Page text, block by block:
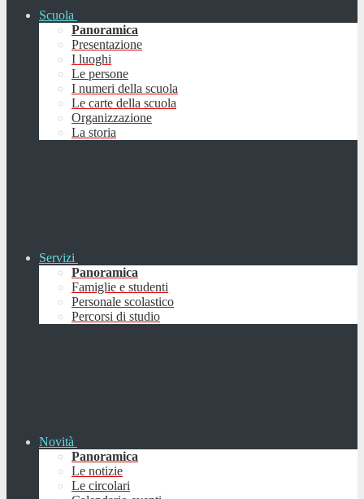
Scuola
Panoramica
Presentazione
I luoghi
Le persone
I numeri della scuola
Le carte della scuola
Organizzazione
La storia
Servizi
Panoramica
Famiglie e studenti
Personale scolastico
Percorsi di studio
Novità
Panoramica
Le notizie
Le circolari